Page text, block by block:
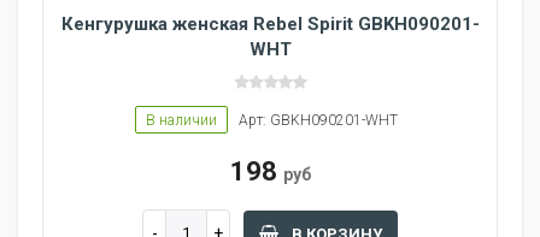
Кенгурушка женская Rebel Spirit GBKH090201-
WHT
В наличии Арт: GBKH090201-WHT
198 руб